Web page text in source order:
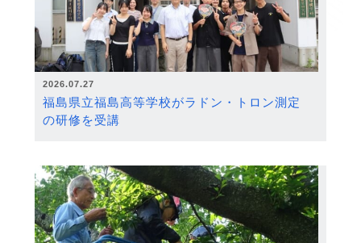
2026.07.27
福島県立福島高等学校がラドン・トロン測定
の研修を受講